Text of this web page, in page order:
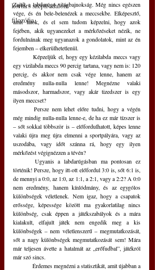
kortárs szépirodalom
filozófia
Zajlik a labdarúgó világbajnokság. Még nincs egészen
vége, és én bele-belenézek a meccsekbe. Elképesztő,
amit látok, és el sem tudom képzelni, hogy azok
fejében, akik ugyanezeket a mérkőzéseket nézik, ne
fordulnának meg ugyanazok a gondolatok, mint az én
fejemben – elkerülhetetlenül.
	Képzeljük el, hogy egy kézilabda meccs vagy
egy vizilabda meccs 90 percig tartana, vagy nem is: 120
percig, és akkor nem csak vége lenne, hanem az
eredmény nulla-nulla lenne! Megnézne valaki
másodszor, harmadszor, vagy akár tizedszer is egy
ilyen meccset?
még mindig nulla-nulla lenne-e, de ha ez már tízszer is
– sőt sokkal többször is – előfordulhatott, képes lenne
valaki újra meg újra elmenni a sportpályára, vagy az
uszodába, vagy időt szánna rá, hogy egy ilyen
mérkőzést végignézzen a tévén?
történik! Persze, hogy itt-ott előfordul 3:0 is, sőt 6:1 is,
de mennyi a 0:0, az 1:0, az 1:1, a 2:1, vagy a 2:2? A 0:0
nem eredmény, hanem kínlódmány, és az egygólos
különbségek véletlenek. Nem igaz, hogy a csapatok
erőssége, képessége között ma gyakorlatilag nincs
különbség, csak éppen a játékszabályok és a mára
kialakult, elfajult játék nem engedik meg a kis
különbségek – nem véletlenszerű – megmutatkozását,
sőt a nagy különbségek megmutatkozását sem! Mára
már teljesen ávette a hatalmát az „erőfudbal”, játékról
már szó sincs.